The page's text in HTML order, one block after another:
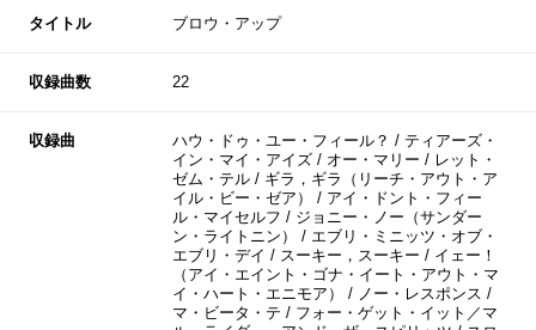
タイトル ブロウ・アップ
収録曲数 22
収録曲
ハウ・ドゥ・ユー・フィール？ / ティアーズ・
イン・マイ・アイズ / オー・マリー / レット・
ゼム・テル / ギラ，ギラ（リーチ・アウト・ア
イル・ビー・ゼア） / アイ・ドント・フィー
ル・マイセルフ / ジョニー・ノー（サンダー
ン・ライトニン） / エブリ・ミニッツ・オブ・
エブリ・デイ / スーキー，スーキー / イェー！
（アイ・エイント・ゴナ・イート・アウト・マ
イ・ハート・エニモア） / ノー・レスポンス /
マ・ビータ・テ / フォー・ゲット・イット／マ